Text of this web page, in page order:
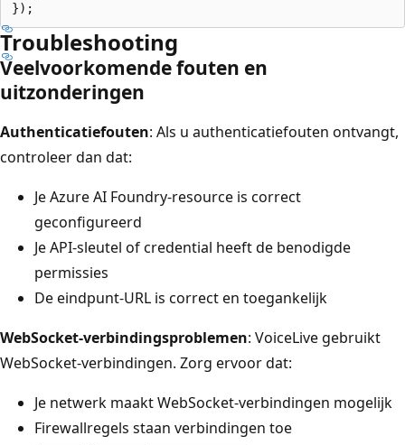
Troubleshooting
Veelvoorkomende fouten en
uitzonderingen
Authenticatiefouten: Als u authenticatiefouten ontvangt,
controleer dan dat:
Je Azure AI Foundry-resource is correct
geconfigureerd
Je API-sleutel of credential heeft de benodigde
permissies
De eindpunt-URL is correct en toegankelijk
WebSocket-verbindingsproblemen: VoiceLive gebruikt
WebSocket-verbindingen. Zorg ervoor dat:
Je netwerk maakt WebSocket-verbindingen mogelijk
Firewallregels staan verbindingen toe